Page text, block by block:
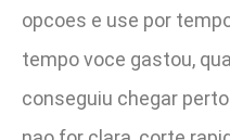
opcoes e use por
tempo voce gastou,
conseguiu chegar